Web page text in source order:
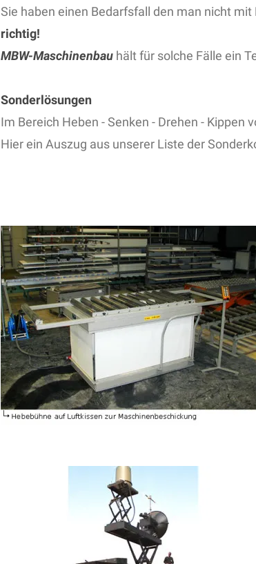
Sie haben einen Bedarfsfall den man nicht
richtig!
MBW-Maschinenbau hält für solche Fälle ein
Sonderlösungen
Im Bereich Heben - Senken - Drehen -
Hier ein Auszug aus unserer Liste der